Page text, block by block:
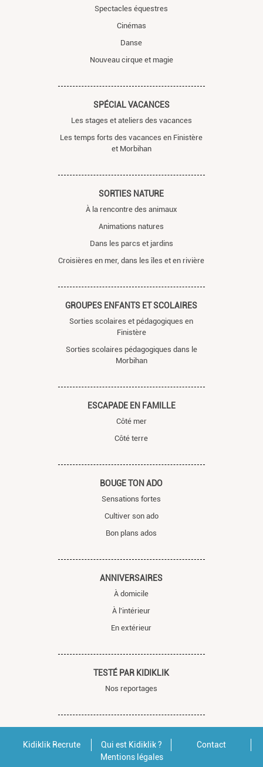
Spectacles équestres
Cinémas
Danse
Nouveau cirque et magie
SPÉCIAL VACANCES
Les stages et ateliers des vacances
Les temps forts des vacances en Finistère
et Morbihan
SORTIES NATURE
À la rencontre des animaux
Animations natures
Dans les parcs et jardins
Croisières en mer, dans les îles et en rivière
GROUPES ENFANTS ET SCOLAIRES
Sorties scolaires et pédagogiques en
Finistère
Sorties scolaires pédagogiques dans le
Morbihan
ESCAPADE EN FAMILLE
Côté mer
Côté terre
BOUGE TON ADO
Sensations fortes
Cultiver son ado
Bon plans ados
ANNIVERSAIRES
À domicile
À l'intérieur
En extérieur
TESTÉ PAR KIDIKLIK
Nos reportages
Kidiklik Recrute Qui est Kidiklik ?
Contact
Mentions légales